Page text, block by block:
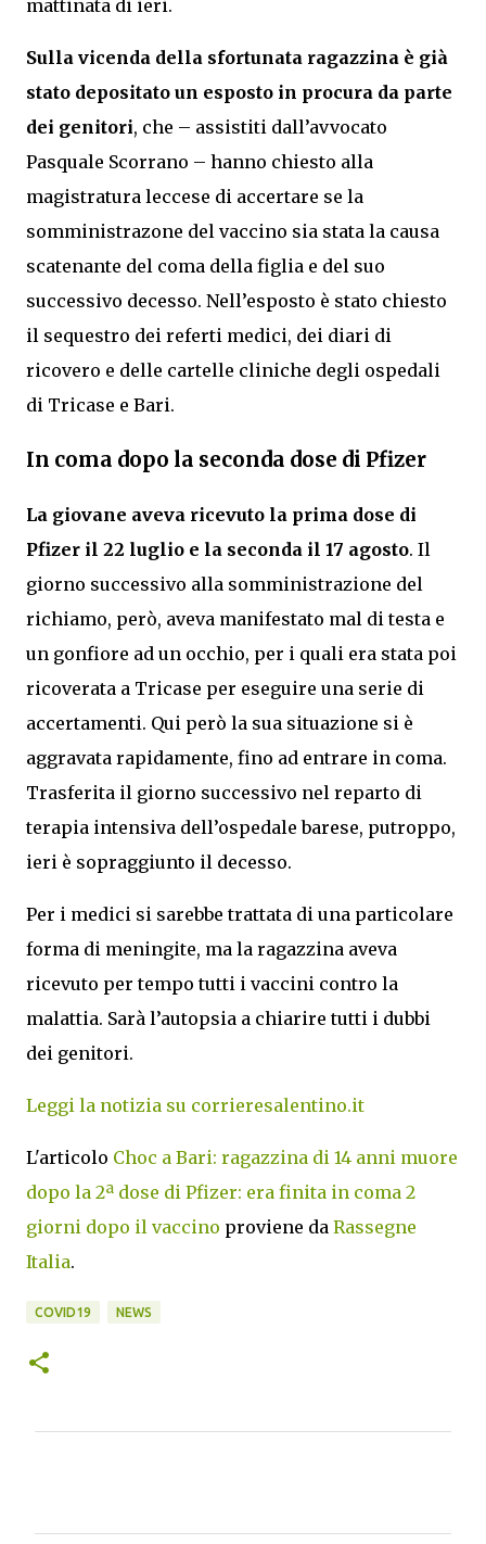
mattinata di ieri.
Sulla vicenda della sfortunata ragazzina è già
stato depositato un esposto in procura da parte
dei genitori, che – assistiti dall’avvocato
Pasquale Scorrano – hanno chiesto alla
magistratura leccese di accertare se la
somministrazone del vaccino sia stata la causa
scatenante del coma della figlia e del suo
successivo decesso. Nell’esposto è stato chiesto
il sequestro dei referti medici, dei diari di
ricovero e delle cartelle cliniche degli ospedali
di Tricase e Bari.
In coma dopo la seconda dose di Pfizer
La giovane aveva ricevuto la prima dose di
Pfizer il 22 luglio e la seconda il 17 agosto. Il
giorno successivo alla somministrazione del
richiamo, però, aveva manifestato mal di testa e
un gonfiore ad un occhio, per i quali era stata poi
ricoverata a Tricase per eseguire una serie di
accertamenti. Qui però la sua situazione si è
aggravata rapidamente, fino ad entrare in coma.
Trasferita il giorno successivo nel reparto di
terapia intensiva dell’ospedale barese, putroppo,
ieri è sopraggiunto il decesso.
Per i medici si sarebbe trattata di una particolare
forma di meningite, ma la ragazzina aveva
ricevuto per tempo tutti i vaccini contro la
malattia. Sarà l’autopsia a chiarire tutti i dubbi
dei genitori.
Leggi la notizia su corrieresalentino.it
L'articolo Choc a Bari: ragazzina di 14 anni muore
dopo la 2ª dose di Pfizer: era finita in coma 2
giorni dopo il vaccino proviene da Rassegne
Italia.
COVID19 NEWS